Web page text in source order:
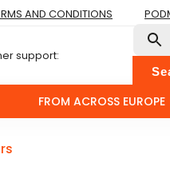
AND CONDITIONS
support:
FROM ACROSS EUROPE